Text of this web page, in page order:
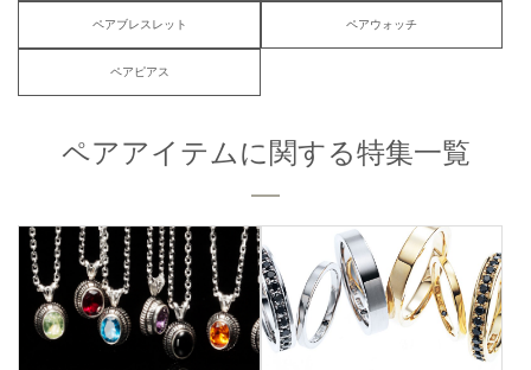
ペアブレスレット ペアウォッチ
ペアピアス
ペアアイテムに関する特集一覧